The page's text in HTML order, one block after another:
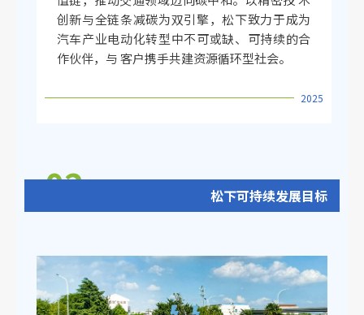
创新与全链条减碳为双引擎，松下致力于成为
汽车产业电动化转型中不可或缺、可持续的合
作伙伴，与 客户携手共建资源循环型社会。
2025
02 松下可持续发展目标